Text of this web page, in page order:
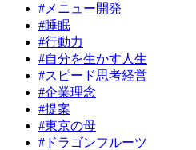
#メニュー開発
#睡眠
#行動力
#自分を生かす人生
#スピード思考経営
#企業理念
#提案
#東京の母
#ドラゴンフルーツ